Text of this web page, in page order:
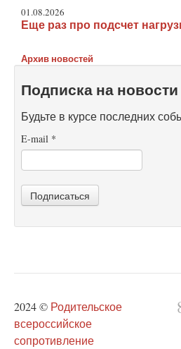
01.08.2026
Еще раз про подсчет
Архив новостей
Подписка на новости
Будьте в курсе последних
E-mail *
Подписаться
2024 © Родительское
всероссийское
сопротивление